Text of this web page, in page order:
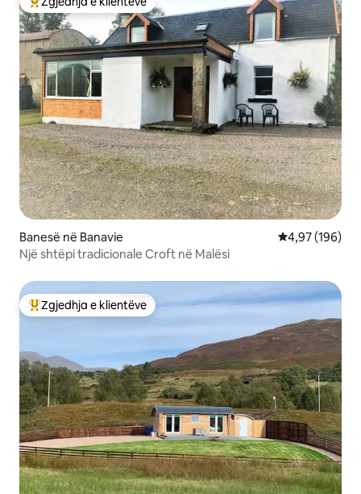
Më të mirat e zgjedhjeve të klientëve
Banesë në Banavie Vlerësimi
4,97 (196)
Një shtëpi tradicionale Croft në Malësi
Më të mirat e zgjedhjeve të klientëve
Zgjedhja e klientëve